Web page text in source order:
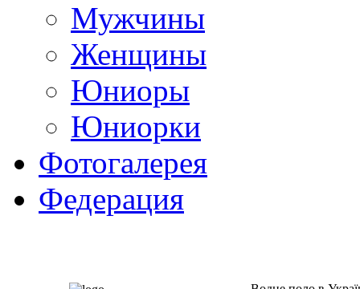
Мужчины
Женщины
Юниоры
Юниорки
Фотогалерея
Федерация